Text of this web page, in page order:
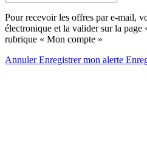
Pour recevoir les offres par e-mail,
électronique et la valider sur la page
rubrique « Mon compte »
AnnulerEnregistrer mon alerte